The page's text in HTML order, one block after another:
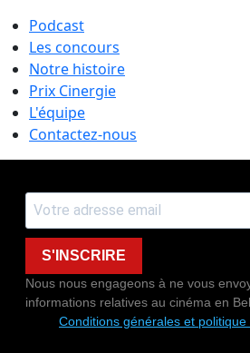
Podcast
Les concours
Notre histoire
Prix Cinergie
L'équipe
Contactez-nous
S'INSCRIRE
Nous nous engageons à ne vous
informations relatives au cinéma en
Conditions générales et